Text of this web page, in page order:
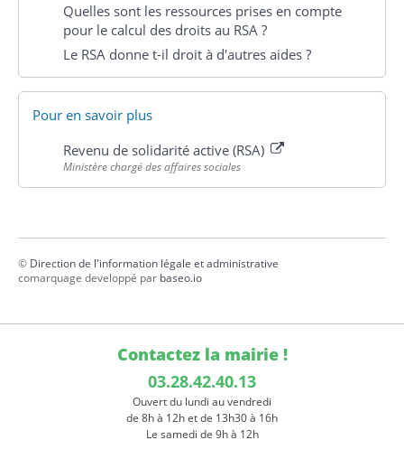
Quelles sont les ressources prises en compte
pour le calcul des droits au RSA ?
Le RSA donne t-il droit à d'autres aides ?
Pour en savoir plus
Revenu de solidarité active (RSA)
Ministère chargé des affaires sociales
© Direction de l'information légale et administrative
comarquage developpé par baseo.io
Contactez la mairie !
03.28.42.40.13
Ouvert du lundi au vendredi
de 8h à 12h et de 13h30 à 16h
Le samedi de 9h à 12h